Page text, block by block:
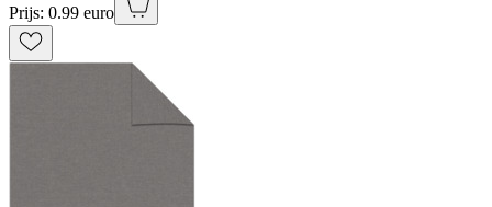
Prijs: 0.99 euro